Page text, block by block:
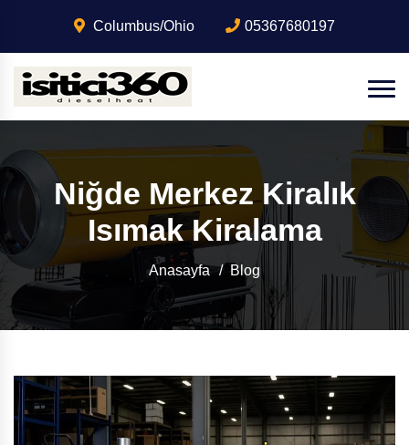
Columbus/Ohio 05367680197
Niğde Merkez Kiralık
Isımak Kiralama
Anasayfa Blog